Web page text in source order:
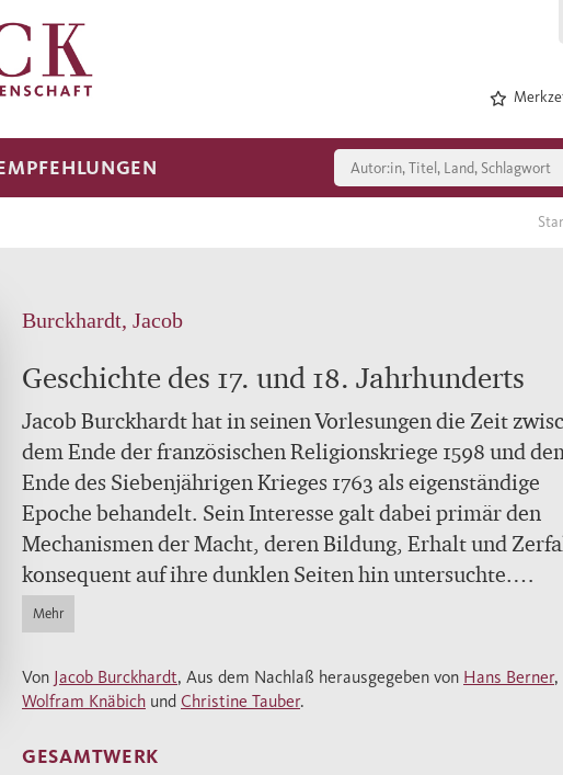
Burckhardt, Jacob
Geschichte des 17. und 18. Jahrhunderts
Jacob Burckhardt hat in seinen Vorlesungen die Zeit
dem Ende der französischen Religionskriege 1598 und
Ende des Siebenjährigen Krieges 1763 als eigenständige
Epoche behandelt. Sein Interesse galt dabei primär den
Mechanismen der Macht, deren Bildung, Erhalt und
konsequent auf ihre dunklen Seiten hin untersuchte.
In diesem Band werden seine Vorlesungsmanuskripte
veröffentlicht. Anders als die damalige
blickt Burckhardt darin über die Grenzen der
Verflechtungen in den Blick. Thematische Schwerpunkte
Mehr
Von Jacob Burckhardt, Aus dem Nachlaß herausgegeben von Hans Berner,
Wolfram Knäbich und Christine Tauber.
GESAMTWERK